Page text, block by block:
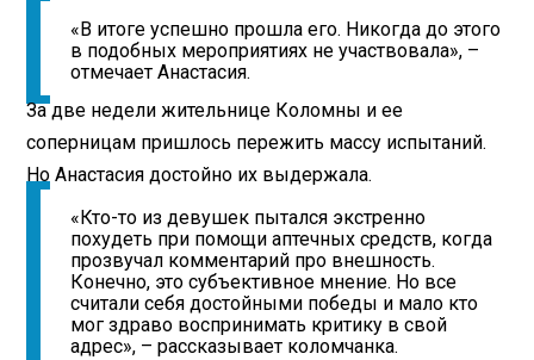
«В итоге успешно прошла его. Никогда до этого
в подобных мероприятиях не участвовала», –
отмечает Анастасия.
За две недели жительнице Коломны и ее
соперницам пришлось пережить массу испытаний.
Но Анастасия достойно их выдержала.
«Кто-то из девушек пытался экстренно
похудеть при помощи аптечных средств, когда
прозвучал комментарий про внешность.
Конечно, это субъективное мнение. Но все
считали себя достойными победы и мало кто
мог здраво воспринимать критику в свой
адрес», – рассказывает коломчанка.